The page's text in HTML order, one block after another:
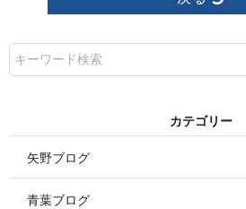
カ テ ゴ リ ー
矢野ブログ
青葉ブログ